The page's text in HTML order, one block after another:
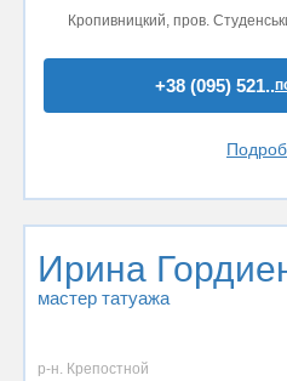
Кропивницкий, пров.
+38 (095) 521..
Ирина
мастер татуажа
р-н. Крепостной